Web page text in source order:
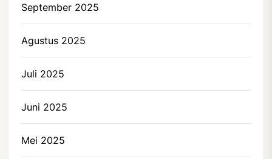
September 2025
Agustus 2025
Juli 2025
Juni 2025
Mei 2025